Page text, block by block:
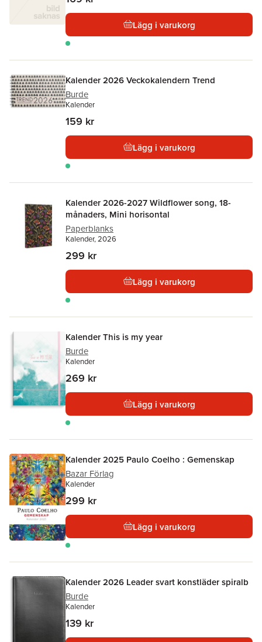
Lägg i varukorg
Kalender 2026 Veckokalendern Trend
Burde
Kalender
159 kr
Lägg i varukorg
Kalender 2026-2027 Wildflower song, 18-
månaders, Mini horisontal
Paperblanks
Kalender, 2026
299 kr
Lägg i varukorg
Kalender This is my year
Burde
Kalender
269 kr
Lägg i varukorg
Kalender 2025 Paulo Coelho : Gemenskap
Bazar Förlag
Kalender
299 kr
Lägg i varukorg
Kalender 2026 Leader svart konstläder spiralb
Burde
Kalender
139 kr